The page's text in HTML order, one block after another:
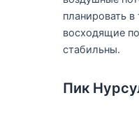
планировать
восходящие
стабильны.
Пик